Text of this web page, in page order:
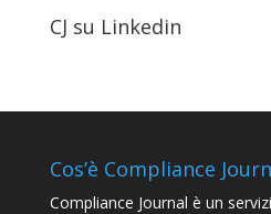
CJ su Linkedin
Cos’è Compliance
Compliance Journal è un